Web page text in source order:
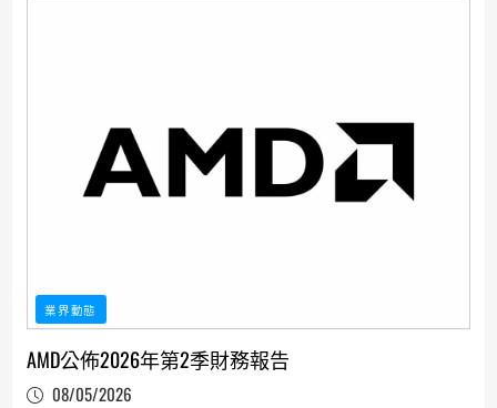
業界動態
AMD公佈2026年第2季財務報告
08/05/2026